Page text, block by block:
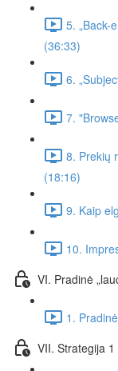
5. „Back-
(36:33)
6.
7.
8. Prekių
(18:16)
9. Kaip
10.
VI. Pradinė
1.
VII. Strategija